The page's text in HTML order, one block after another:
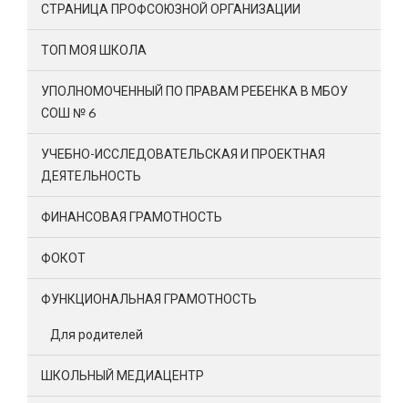
СТРАНИЦА ПРОФСОЮЗНОЙ ОРГАНИЗАЦИИ
ТОП МОЯ ШКОЛА
УПОЛНОМОЧЕННЫЙ ПО ПРАВАМ РЕБЕНКА В МБОУ
СОШ № 6
УЧЕБНО-ИССЛЕДОВАТЕЛЬСКАЯ И ПРОЕКТНАЯ
ДЕЯТЕЛЬНОСТЬ
ФИНАНСОВАЯ ГРАМОТНОСТЬ
ФОКОТ
ФУНКЦИОНАЛЬНАЯ ГРАМОТНОСТЬ
Для родителей
ШКОЛЬНЫЙ МЕДИАЦЕНТР